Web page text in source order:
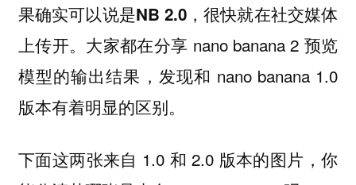
果确实可以说是NB 2.0，很快就在社交媒体
上传开。大家都在分享 nano banana 2 预览
模型的输出结果，发现和 nano banana 1.0
版本有着明显的区别。
下面这两张来自 1.0 和 2.0 版本的图片，你